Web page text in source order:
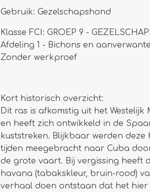
Gebruik: Gezelschapshond
Klasse FCI: GROEP 9 -
Afdeling 1 - Bichons en
Zonder werkproef
Kort historisch overzicht:
Dit ras is afkomstig uit het
en heeft zich ontwikkeld in de
kuststreken. Blijkbaar werden
tijden meegebracht naar Cuba
de grote vaart. Bij vergissing heeft
havana (tabakskleur, bruin-rood)
verhaal doen ontstaan dat het hier